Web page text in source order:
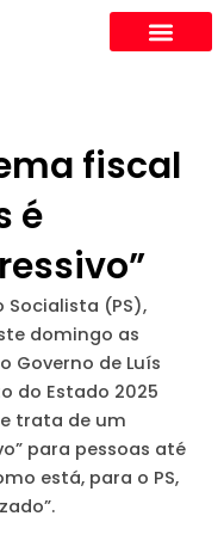
fiscal
é
(PS),
domingo as
Governo de Luís
do Estado 2025
trata de um
para pessoas até
está, para o PS,